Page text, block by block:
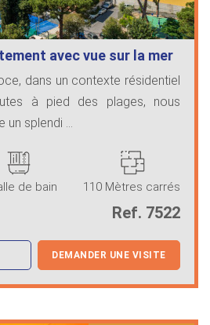
avec vue sur la mer
dans un contexte résidentiel
à pied des plages, nous
splendi ...
de bain 110 Mètres carrés
Ref. 7522
DEMANDER UNE VISITE